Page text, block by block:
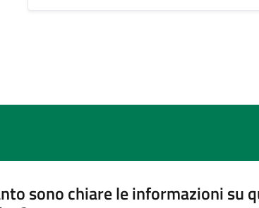
sono chiare le informazioni su